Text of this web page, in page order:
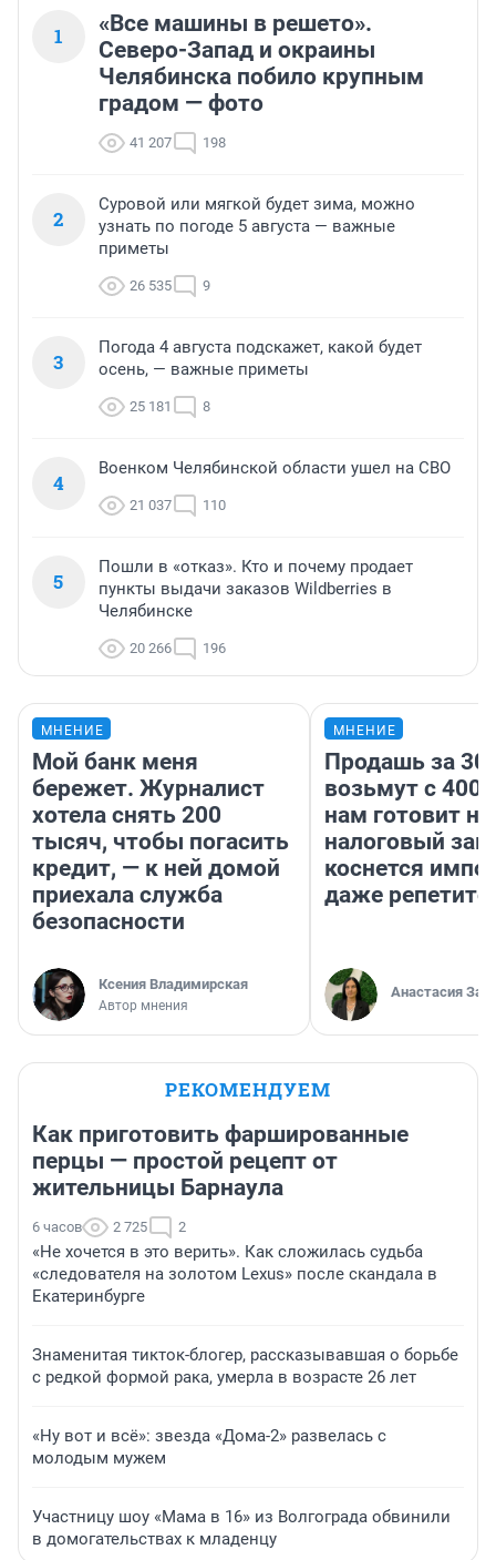
1
«Все машины в решето».
Северо-Запад и окраины
Челябинска побило крупным
градом — фото
41 207 198
2
Суровой или мягкой будет зима, можно
узнать по погоде 5 августа — важные
приметы
26 535 9
3
Погода 4 августа подскажет, какой будет
осень, — важные приметы
25 181 8
4
Военком Челябинской области ушел на СВО
21 037 110
5
Пошли в «отказ». Кто и почему продает
пункты выдачи заказов Wildberries в
Челябинске
20 266 196
МНЕНИЕ
Мой банк меня
бережет. Журналист
хотела снять 200
тысяч, чтобы погасить
кредит, — к ней домой
приехала служба
безопасности
Ксения Владимирская
Автор мнения
МНЕНИЕ
Продашь за
возьмут с
нам готовит
налоговый
коснется
даже
Анастасия
РЕКОМЕНДУЕМ
Как приготовить фаршированные
перцы — простой рецепт от
жительницы Барнаула
6 часов 2 725 2
«Не хочется в это верить». Как сложилась судьба
«следователя на золотом Lexus» после скандала в
Екатеринбурге
Знаменитая тикток-блогер, рассказывавшая о борьбе
с редкой формой рака, умерла в возрасте 26 лет
«Ну вот и всё»: звезда «Дома-2» развелась с
молодым мужем
Участницу шоу «Мама в 16» из Волгограда обвинили
в домогательствах к младенцу